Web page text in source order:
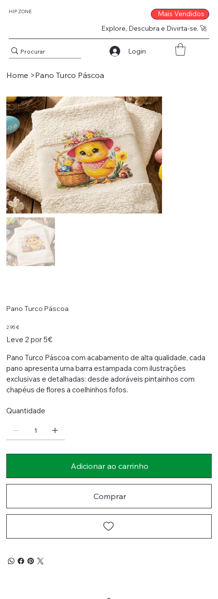
HIP ZONE
Explore, Descubra e Divirta-se. 🚀
Mais Vendidos
Login
Home >Pano Turco Páscoa
Pano Turco Páscoa
Preço
2,95 €
Leve 2 por 5€
Pano Turco Páscoa com acabamento de alta qualidade, cada
pano apresenta uma barra estampada com ilustrações
exclusivas e detalhadas: desde adoráveis pintainhos com
chapéus de flores a coelhinhos fofos.
Quantidade
Adicionar ao carrinho
Comprar